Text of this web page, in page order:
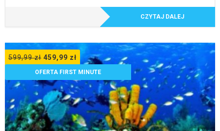
CZYTAJ DALEJ
599,99zł 459,99 zł
OFERTA FIRST MINUTE